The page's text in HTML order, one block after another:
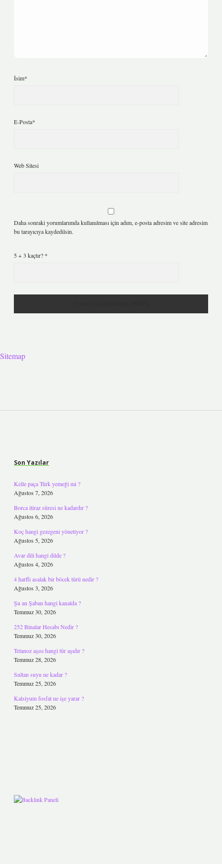
İsim*
E-Posta*
Web Sitesi
Daha sonraki yorumlarımda kullanılması için adım, e-posta adresim ve site adresim
bu tarayıcıya kaydedilsin.
5 + 3 kaçtır? *
Sitemap
Son Yazılar
Kelle paça Türk yemeği mi ?
Ağustos 7, 2026
Borca itiraz süresi ne kadardır ?
Ağustos 6, 2026
Koç hangi gezegeni yönetiyor ?
Ağustos 5, 2026
Avar dili hangi dilde ?
Ağustos 4, 2026
4 harfli asalak bir böcek türü nedir ?
Ağustos 3, 2026
Şu an Şaban hangi kanalda ?
Temmuz 30, 2026
252 Binalar Hesabı Nedir ?
Temmuz 30, 2026
Tetanoz aşısı hangi tür aşıdır ?
Temmuz 28, 2026
Sultan suyu ne kadar ?
Temmuz 25, 2026
Kalsiyum fosfat ne işe yarar ?
Temmuz 25, 2026